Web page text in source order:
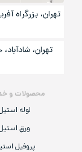
محصولات و
لوله
ورق
پروفیل
تهران، بزرگراه